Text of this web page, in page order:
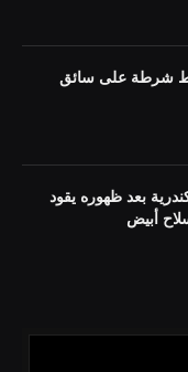
شرطة على سائق
بعد ظهوره يقود
أبيض